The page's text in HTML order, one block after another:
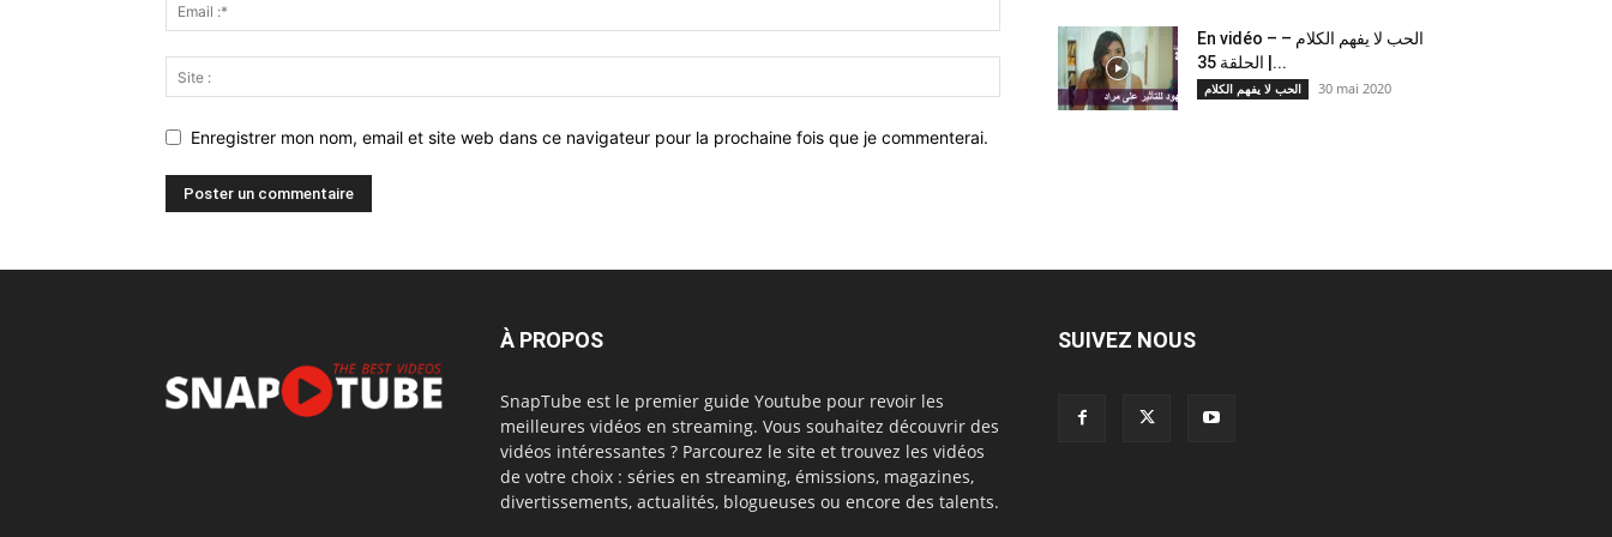
Enregistrer mon nom, email et site web dans ce navigateur pour la prochaine fois que je commenterai.
En vidéo – الحب لا يفهم الكلام –
الحلقة 35 |...
الحب لا يفهم الكلام 30 mai 2020
À PROPOS
SnapTube est le premier guide Youtube pour revoir les
meilleures vidéos en streaming. Vous souhaitez découvrir des
vidéos intéressantes ? Parcourez le site et trouvez les vidéos
de votre choix : séries en streaming, émissions, magazines,
divertissements, actualités, blogueuses ou encore des talents.
SUIVEZ NOUS